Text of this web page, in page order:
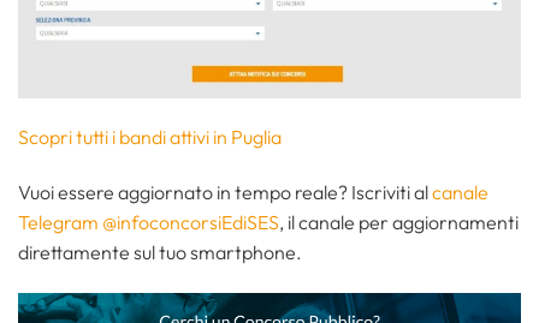
Scopri tutti i bandi attivi in Puglia
Vuoi essere aggiornato in tempo reale? Iscriviti alcanale
Telegram @infoconcorsiEdiSES, il canale per aggiornamenti
direttamente sul tuo smartphone.